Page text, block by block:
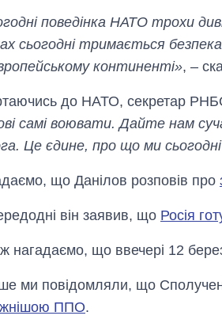
поведінка НАТО трохи
сьогодні тримається
континенті», –
до НАТО, секретар
самі воювати. Дайте нам
Це єдине, про що ми
що Данілов розповів про
він заявив, що Росія
нагадаємо, що ввечері 12
ми повідомляли, що
ППО.